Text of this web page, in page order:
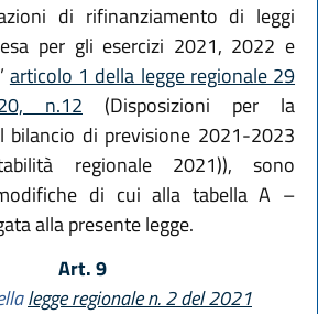
di rifinanziamento di leggi
per gli esercizi 2021, 2022 e
articolo 1 della legge regionale 29
n.12 (Disposizioni per la
bilancio di previsione 2021-2023
regionale 2021)), sono
di cui alla tabella A –
alla presente legge.
Art. 9
legge regionale n. 2 del 2021